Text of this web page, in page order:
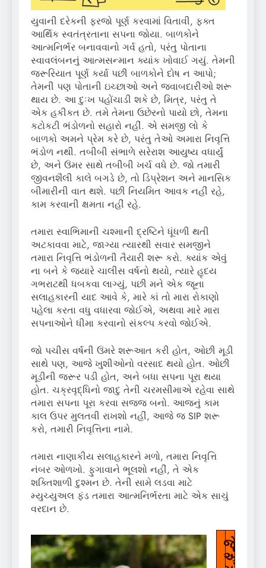
યુવાની દરેકની ફરજો પૂર્ણ કરવામાં વિતાવી, ફક્ત
આર્થિક સ્વતંત્રતાના સપના જોયા. બાળકોને
આત્મનિર્ભર બનાવવાનો ગર્વ હતો, પરંતુ પોતાના
સ્વાવલંબનનું આત્મસન્માન ક્યાંક ખોવાઈ ગયું. તેમની
જરૂરિયાત પૂર્ણ કર્યા પછી બાળકોને દોષ ન આપો;
તેમની પણ પોતાની ઇચ્છાઓ અને જવાબદારીઓ શરૂ
થાય છે. આ દુઃખ પહોંચાડી શકે છે, મિત્ર, પરંતુ તે
એક હકીકત છે. તમે તેમના ઉછેરનો પાયો છો, તેમના
કટોકટી ભંડોળનો સહારો નહીં. એ સમજી લો કે
બાળકો અમને પ્રેમ કરે છે, પરંતુ તેઓ અમારા નિવૃત્તિ
ભંડોળ નથી. તબીબી સંભાળે સરેરાશ આયુષ્ય વધાર્યું
છે, અને ઉંમર સાથે તબીબી ખર્ચ વધે છે. જો તમારી
જીવનશૈલી કાલે બગડે છે, તો ડિપ્રેશન અને માનસિક
બીમારીની વાત થશે. પછી નિયમિત આવક નહીં રહે,
કામ કરવાની ક્ષમતા નહીં રહે.
તમારા સ્વાભિમાની ચશ્માની દ્રષ્ટિને ધૂંધળી થતી
અટકાવવા માટે, જાગ્યા ત્યારથી સવાર સમજીને
તમારા નિવૃત્તિ ભંડોળની તૈયારી શરૂ કરો. ક્યાંક એવું
ના બને કે જ્યારે ચાલીસ વર્ષનો થયો, ત્યારે હૃદય
ગભરાટથી ધબકવા લાગ્યું, પછી મને એક જૂના
સલાહકારની યાદ આવે કે, મારે કાં તો મારા રોકાણો
પહેલા કરતા વધુ વધારવા જોઈએ, અથવા મારે મારા
સપનાઓને ધીમા કરવાનો સંકલ્પ કરવો જોઈએ.
જો પચીસ વર્ષની ઉંમરે શરૂઆત કરી હોત, ઓછી મૂડી
સાથે પણ, આજે ખુશીઓનો વરસાદ થયો હોત. ઓછી
મૂડીની જરૂર પડી હોત, અને બધા સપના પૂરા થયા
હોત. ચક્રવૃદ્ધિનો જાદુ તેની ચરમસીમાએ રહેવા સાથે
તમારા સપના પૂરા કરવા સજ્જ બનો. આજનું કામ
કાલ ઉપર મુલતવી રાખશો નહીં, આજે જ SIP શરૂ
કરો, તમારી નિવૃત્તિના નામે.
તમારા નાણાકીય સલાહકારને મળો, તમારા નિવૃત્તિ
નંબર ઓળખો. ફુગાવાને ભૂલશો નહીં, તે એક
શક્તિશાળી દુશ્મન છે. તેની સામે લડવા માટે
મ્યુચ્યુઅલ ફંડ તમારા આત્મનિર્ભરતા માટે એક સાચું
વરદાન છે.
જે
ઓજે
ઓ